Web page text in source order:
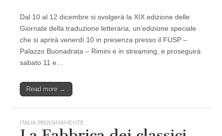
Dal 10 al 12 dicembre si svolgerà la XIX edizione delle
Giornate della traduzione letteraria, un’edizione speciale
che si aprirà venerdì 10 in presenza presso il FUSP –
Palazzo Buonadrata – Rimini e in streaming, e proseguirà
sabato 11 e…
Read more →
ITALIA PROSSIMAMENTE